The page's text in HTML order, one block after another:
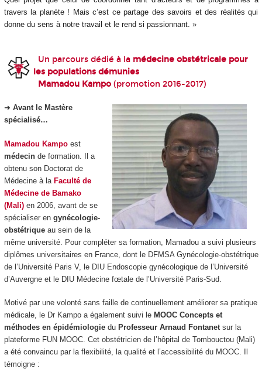
travers la planète ! Mais c’est ce partage des savoirs et des réalités qui
donne du sens à notre travail et le rend si passionnant. »
Un parcours dédié à la médecine obstétricale pour
les populations démunies
Mamadou Kampo(promotion 2016-2017)
➜ Avant le Mastère
spécialisé…
Mamadou Kampoest
médecin de formation. Il a
obtenu son Doctorat de
Médecine à la Faculté de
Médecine de Bamako
(Mali) en 2006, avant de se
spécialiser en gynécologie-
obstétriqueau sein de la
même université. Pour compléter sa formation, Mamadou a suivi plusieurs
diplômes universitaires en France, dont le DFMSA Gynécologie-obstétrique
de l’Université Paris V, le DIU Endoscopie gynécologique de l’Université
d’Auvergne et le DIU Médecine fœtale de l’Université Paris-Sud.
Motivé par une volonté sans faille de continuellement améliorer sa pratique
médicale, le Dr Kampo a également suivi le MOOC Concepts et
méthodes en épidémiologieduProfesseur Arnaud Fontanetsur la
plateforme FUN MOOC. Cet obstétricien de l’hôpital de Tombouctou (Mali)
a été convaincu par la flexibilité, la qualité et l’accessibilité du MOOC. Il
témoigne :